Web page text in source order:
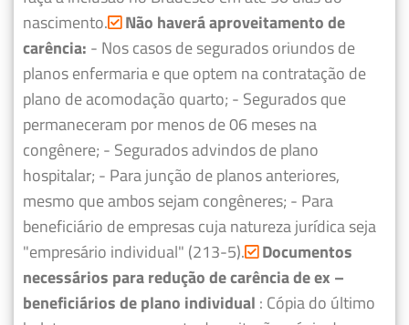
nascimento. Não haverá aproveitamento de
carência: - Nos casos de segurados oriundos de
planos enfermaria e que optem na contratação de
plano de acomodação quarto; - Segurados que
permaneceram por menos de 06 meses na
congênere; - Segurados advindos de plano
hospitalar; - Para junção de planos anteriores,
mesmo que ambos sejam congêneres; - Para
beneficiário de empresas cuja natureza jurídica seja
"empresário individual" (213-5). Documentos
necessários para redução de carência de ex –
beneficiários de plano individual : Cópia do último